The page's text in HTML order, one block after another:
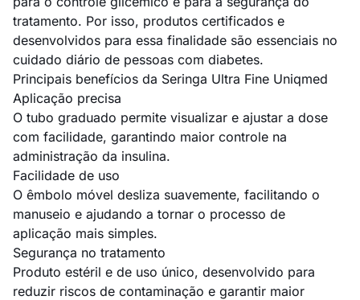
tratamento. Por isso, produtos certificados e
desenvolvidos para essa finalidade são essenciais no
cuidado diário de pessoas com diabetes.
Principais benefícios da Seringa Ultra Fine Uniqmed
Aplicação precisa
O tubo graduado permite visualizar e ajustar a dose
com facilidade, garantindo maior controle na
administração da insulina.
Facilidade de uso
O êmbolo móvel desliza suavemente, facilitando o
manuseio e ajudando a tornar o processo de
aplicação mais simples.
Segurança no tratamento
Produto estéril e de uso único, desenvolvido para
reduzir riscos de contaminação e garantir maior